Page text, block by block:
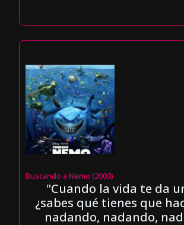
Buscando a Nemo (2003)
"Cuando la vida te da
¿sabes qué tienes que
nadando, nadando,